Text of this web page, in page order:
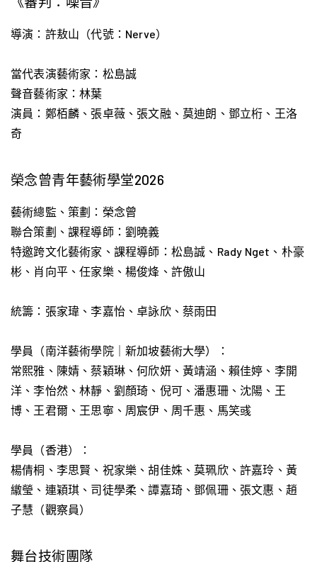
導演：許敖山（代號：Nerve）
當代表演藝術家：松島誠
聲音藝術家：林葉
演員：鄭栢麟、張卓薇、張文融、莫迪朗、鄧立桁、王洛
奇
榮念曾青年藝術學堂2026
藝術總監、策劃：榮念曾
聯合策劃、課程導師：劉曉義
特邀跨文化藝術家、課程導師：松島誠、Rady Nget、朴豪
彬、肖向平、任家樂、楊俊烽、許傲山
統籌：張家瑋、李嘉怡、卓詠欣、蔡雨田
學員（南洋藝術學院｜新加坡藝術大學）：
常熙雅、陳婧、蔡穎琳、何欣妍、黃靖涵、賴佳婷、李開
洋、李怡然、林靜、劉顏琦、倪可、潘惠珊、沈陽、王
博、王君爾、王思寧、周宸伊、周千惠、馬笑彧
學員（香港）：
楊倩桐、李思賢、祝家樂、胡佳姝、莫珮欣、許嘉玲、黃
𦆮瑩、連穎琪、司徒學柔、譚嘉琦、鄧佩珊、張文惠、趙
子慧（觀察員）
舞台技術團隊